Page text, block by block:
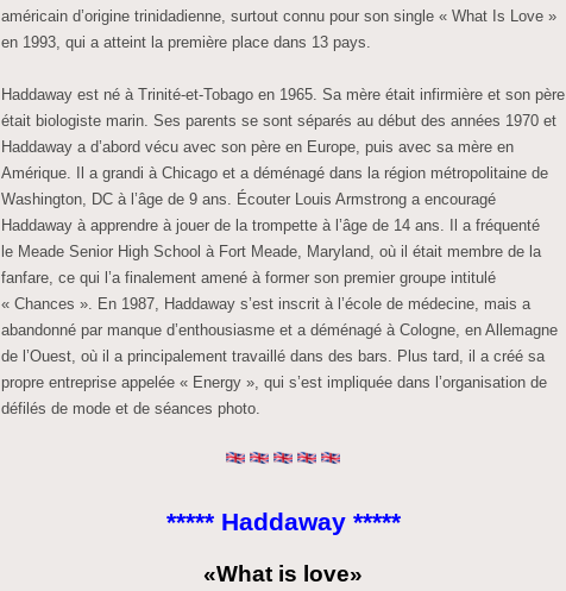
américain d’origine trinidadienne, surtout connu pour son single « What Is Love »
en 1993, qui a atteint la première place dans 13 pays.
Haddaway est né à Trinité-et-Tobago en 1965. Sa mère était infirmière et son père
était biologiste marin. Ses parents se sont séparés au début des années 1970 et
Haddaway a d’abord vécu avec son père en Europe, puis avec sa mère en
Amérique. Il a grandi à Chicago et a déménagé dans la région métropolitaine de
Washington, DC à l’âge de 9 ans. Écouter Louis Armstrong a encouragé
Haddaway à apprendre à jouer de la trompette à l’âge de 14 ans. Il a fréquenté
le Meade Senior High School à Fort Meade, Maryland, où il était membre de la
fanfare, ce qui l’a finalement amené à former son premier groupe intitulé
« Chances ». En 1987, Haddaway s’est inscrit à l’école de médecine, mais a
abandonné par manque d’enthousiasme et a déménagé à Cologne, en Allemagne
de l’Ouest, où il a principalement travaillé dans des bars. Plus tard, il a créé sa
propre entreprise appelée « Energy », qui s’est impliquée dans l’organisation de
défilés de mode et de séances photo.
***** Haddaway *****
«What is love»